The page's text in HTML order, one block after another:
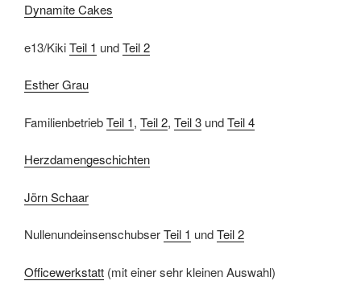
Dynamite Cakes
e13/KikiTeil 1 undTeil 2
Esther Grau
FamilienbetriebTeil 1, Teil 2, Teil 3 undTeil 4
Herzdamengeschichten
Jörn Schaar
NullenundeinsenschubserTeil 1 undTeil 2
Officewerkstatt (mit einer sehr kleinen Auswahl)